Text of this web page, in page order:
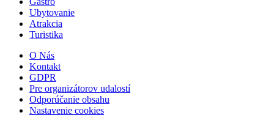
Ubytovanie
Atrakcia
Turistika
O Nás
Kontakt
GDPR
Pre organizátorov udalostí
Odporúčanie obsahu
Nastavenie cookies